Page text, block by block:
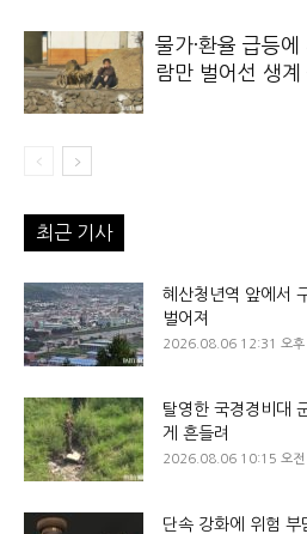
물가·환율 급등
람만 벌어선 생계
최근 기사
혜산청년역 앞에서
벌어져
2026.08.06 12:31 오후
탈영한 국경경비대
게 흔들려
2026.08.06 10:15 오전
단속 강화에 위험